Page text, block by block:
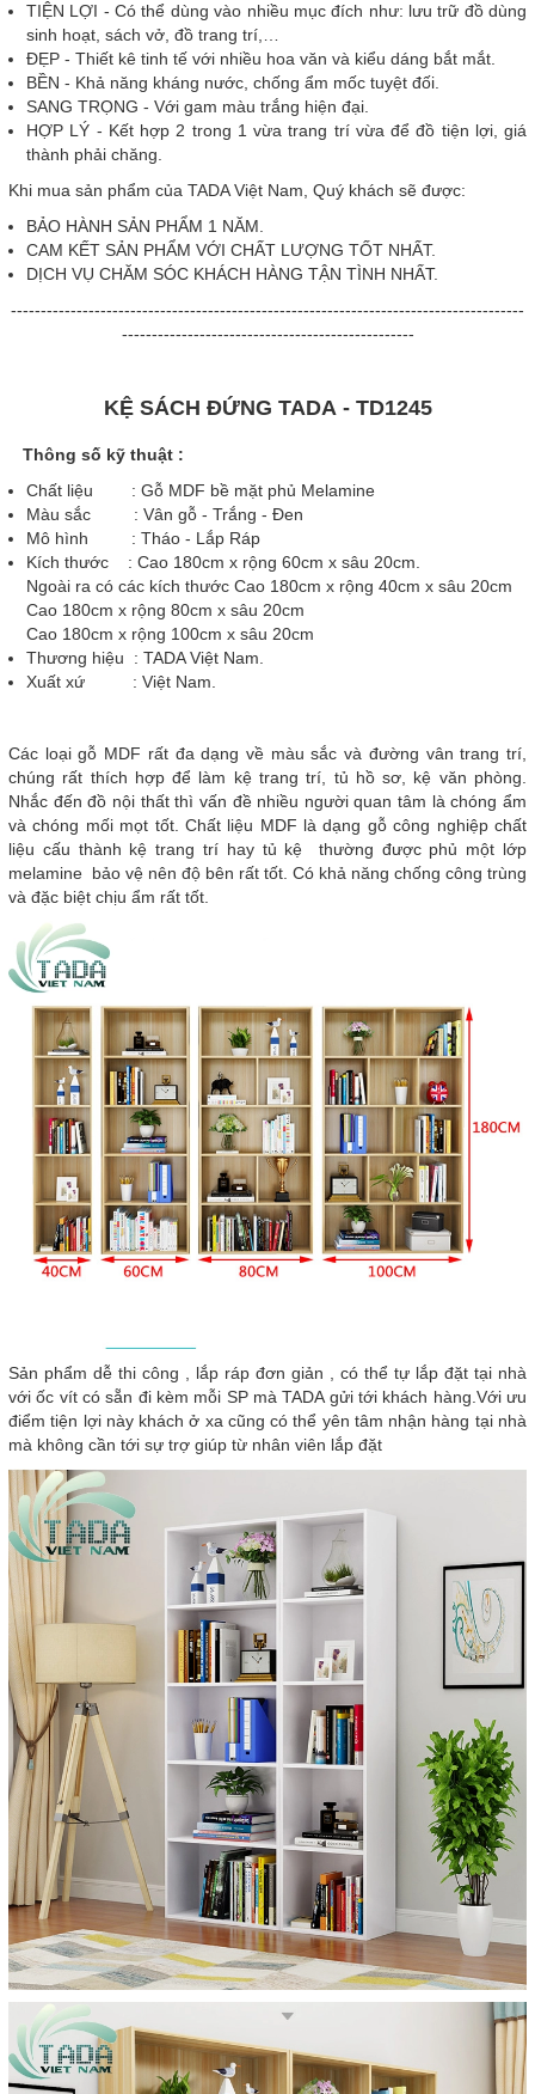
TIỆN LỢI - Có thể dùng vào nhiều mục đích như: lưu trữ đồ dùng
sinh hoạt, sách vở, đồ trang trí,…
ĐẸP - Thiết kê tinh tế với nhiều hoa văn và kiểu dáng bắt mắt.
BỀN - Khả năng kháng nước, chống ẩm mốc tuyệt đối.
SANG TRỌNG - Với gam màu trắng hiện đại.
HỢP LÝ - Kết hợp 2 trong 1 vừa trang trí vừa để đồ tiện lợi, giá
thành phải chăng.
Khi mua sản phẩm của TADA Việt Nam, Quý khách sẽ được:
BẢO HÀNH SẢN PHẨM 1 NĂM.
CAM KẾT SẢN PHẨM VỚI CHẤT LƯỢNG TỐT NHẤT.
DỊCH VỤ CHĂM SÓC KHÁCH HÀNG TẬN TÌNH NHẤT.
--------------------------------------------------------------------------------------
-------------------------------------------------
KỆ SÁCH ĐỨNG TADA - TD1245
Thông số kỹ thuật :
Chất liệu : Gỗ MDF bề mặt phủ Melamine
Màu sắc : Vân gỗ - Trắng - Đen
Mô hình : Tháo - Lắp Ráp
Kích thước : Cao 180cm x rộng 60cm x sâu 20cm.
Ngoài ra có các kích thước Cao 180cm x rộng 40cm x sâu 20cm
Cao 180cm x rộng 80cm x sâu 20cm
Cao 180cm x rộng 100cm x sâu 20cm
Thương hiệu : TADA Việt Nam.
Xuất xứ : Việt Nam.
Các loại gỗ MDF rất đa dạng về màu sắc và đường vân trang trí,
chúng rất thích hợp để làm kệ trang trí, tủ hồ sơ, kệ văn phòng.
Nhắc đến đồ nội thất thì vấn đề nhiều người quan tâm là chóng ẩm
và chóng mối mọt tốt. Chất liệu MDF là dạng gỗ công nghiệp chất
liệu cấu thành kệ trang trí hay tủ kệ thường được phủ một lớp
melamine bảo vệ nên độ bên rất tốt. Có khả năng chống công trùng
và đặc biệt chịu ẩm rất tốt.
Sản phẩm dễ thi công , lắp ráp đơn giản , có thể tự lắp đặt tại nhà
với ốc vít có sẵn đi kèm mỗi SP mà TADA gửi tới khách hàng.Với ưu
điểm tiện lợi này khách ở xa cũng có thể yên tâm nhận hàng tại nhà
mà không cần tới sự trợ giúp từ nhân viên lắp đặt